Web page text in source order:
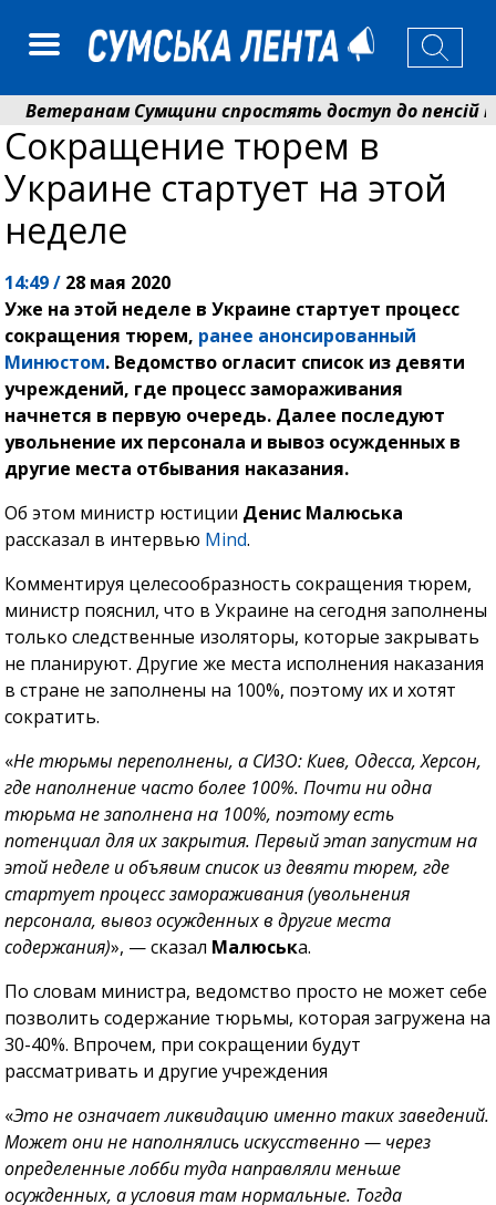
Сумщини спростять доступ до пенсій і
розширює програму відпочинку дітей із
Сокращение тюрем в
Украине стартует на этой
неделе
14:49 / 28 мая 2020
Уже на этой неделе в Украине стартует процесс
сокращения тюрем, ранее анонсированный
Минюстом. Ведомство огласит список из девяти
учреждений, где процесс замораживания
начнется в первую очередь. Далее последуют
увольнение их персонала и вывоз осужденных в
другие места отбывания наказания.
Об этом министр юстиции Денис Малюська
рассказал в интервью Mind.
Комментируя целесообразность сокращения тюрем,
министр пояснил, что в Украине на сегодня заполнены
только следственные изоляторы, которые закрывать
не планируют. Другие же места исполнения наказания
в стране не заполнены на 100%, поэтому их и хотят
сократить.
«Не тюрьмы переполнены, а СИЗО: Киев, Одесса, Херсон,
где наполнение часто более 100%. Почти ни одна
тюрьма не заполнена на 100%, поэтому есть
потенциал для их закрытия. Первый этап запустим на
этой неделе и объявим список из девяти тюрем, где
стартует процесс замораживания (увольнения
персонала, вывоз осужденных в другие места
содержания)», — сказал Малюська.
По словам министра, ведомство просто не может себе
позволить содержание тюрьмы, которая загружена на
30-40%. Впрочем, при сокращении будут
рассматривать и другие учреждения
«Это не означает ликвидацию именно таких заведений.
Может они не наполнялись искусственно — через
определенные лобби туда направляли меньше
осужденных, а условия там нормальные. Тогда